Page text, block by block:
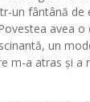
un fântână de
avea o
un
m-a atras și a